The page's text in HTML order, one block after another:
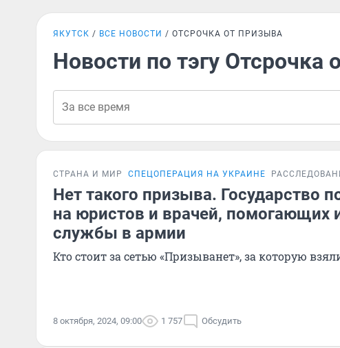
ЯКУТСК ВСЕ НОВОСТИ ОТСРОЧКА ОТ ПРИЗЫВА
Новости по тэгу Отсрочка
СТРАНА И МИР СПЕЦОПЕРАЦИЯ НА УКРАИНЕ
Нет такого призыва. Государство
на юристов и врачей, помогающих
службы в армии
Кто стоит за сетью «Призыванет», за которую
8 октября, 2024, 09:00 1 757 Обсудить